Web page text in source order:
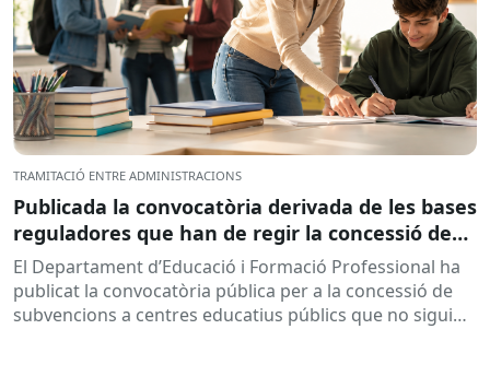
TRAMITACIÓ ENTRE ADMINISTRACIONS
Publicada la convocatòria derivada de les bases
reguladores que han de regir la concessió de
subvencions a centres educatius, per al
desenvolupament de programes de formació i
inserció, durant el curs 2026-2027
El Departament d’Educació i Formació Professional ha
publicat la convocatòria pública per a la concessió de
subvencions a centres educatius públics que no siguin